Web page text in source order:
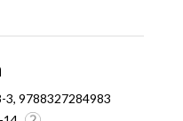
9788327284983